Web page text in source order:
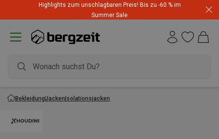
Highlights zum unschlagbaren Preis! Bis zu -60 % im
Summer Sale
BekleidungJackenIsolationsjacken